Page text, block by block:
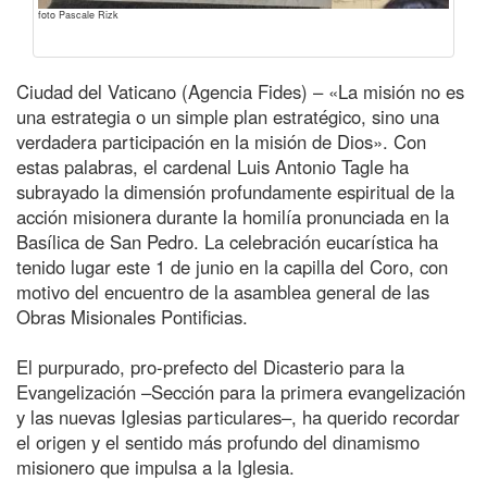
foto Pascale Rizk
Ciudad del Vaticano (Agencia Fides) – «La misión no es
una estrategia o un simple plan estratégico, sino una
verdadera participación en la misión de Dios». Con
estas palabras, el cardenal Luis Antonio Tagle ha
subrayado la dimensión profundamente espiritual de la
acción misionera durante la homilía pronunciada en la
Basílica de San Pedro. La celebración eucarística ha
tenido lugar este 1 de junio en la capilla del Coro, con
motivo del encuentro de la asamblea general de las
Obras Misionales Pontificias.
El purpurado, pro-prefecto del Dicasterio para la
Evangelización –Sección para la primera evangelización
y las nuevas Iglesias particulares–, ha querido recordar
el origen y el sentido más profundo del dinamismo
misionero que impulsa a la Iglesia.